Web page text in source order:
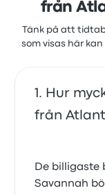
från
Tänk på att
som visas här
Hur
från
De billigaste
Savannah